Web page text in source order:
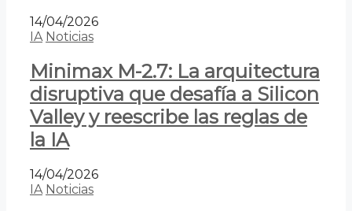
14/04/2026
IA Noticias
Minimax M-2.7: La arquitectura
disruptiva que desafía a Silicon
Valley y reescribe las reglas de
la IA
14/04/2026
IA Noticias